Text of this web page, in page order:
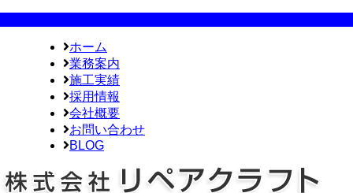
ホーム
業務案内
施工実績
採用情報
会社概要
お問い合わせ
BLOG